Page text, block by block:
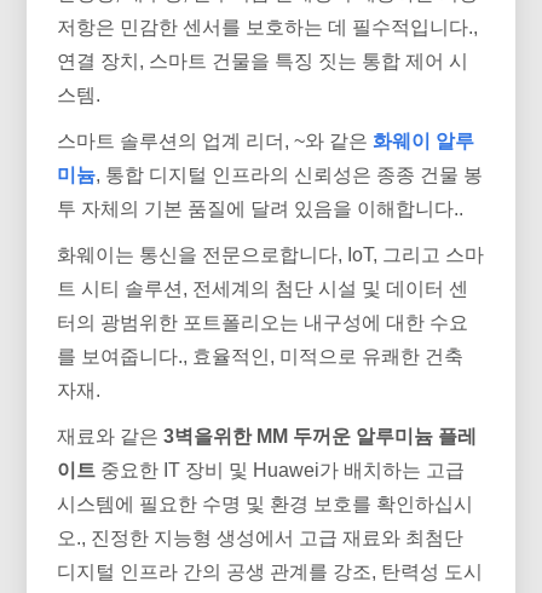
저항은 민감한 센서를 보호하는 데 필수적입니다.,
연결 장치, 스마트 건물을 특징 짓는 통합 제어 시
스템.
스마트 솔루션의 업계 리더, ~와 같은화웨이 알루
미늄, 통합 디지털 인프라의 신뢰성은 종종 건물 봉
투 자체의 기본 품질에 달려 있음을 이해합니다..
화웨이는 통신을 전문으로합니다, IoT, 그리고 스마
트 시티 솔루션, 전세계의 첨단 시설 및 데이터 센
터의 광범위한 포트폴리오는 내구성에 대한 수요
를 보여줍니다., 효율적인, 미적으로 유쾌한 건축
자재.
재료와 같은3벽을위한 MM 두꺼운 알루미늄 플레
이트 중요한 IT 장비 및 Huawei가 배치하는 고급
시스템에 필요한 수명 및 환경 보호를 확인하십시
오., 진정한 지능형 생성에서 고급 재료와 최첨단
디지털 인프라 간의 공생 관계를 강조, 탄력성 도시